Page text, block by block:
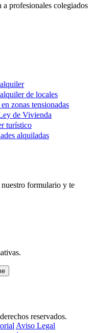
profesionales colegiados
de locales
zonas tensionadas
de Vivienda
turístico
alquiladas
formulario y te
reservados.
Aviso Legal